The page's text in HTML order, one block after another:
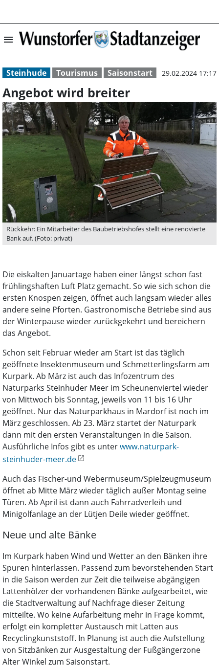
menu Angebot wird
Steinhude Tourismus Saisonstart 29.02.2024 17:17
Angebot wird breiter
Rückkehr: Ein Mitarbeiter des Baubetriebshofes stellt eine renovierte
Bank auf. (Foto: privat)
Die eiskalten Januartage haben einer längst schon fast
frühlingshaften Luft Platz gemacht. So wie sich schon die
ersten Knospen zeigen, öffnet auch langsam wieder alles
andere seine Pforten. Gastronomische Betriebe sind aus
der Winterpause wieder zurückgekehrt und bereichern
das Angebot.
Schon seit Februar wieder am Start ist das täglich
geöffnete Insektenmuseum und Schmetterlingsfarm am
Kurpark. Ab März ist auch das Infozentrum des
Naturparks Steinhuder Meer im Scheunenviertel wieder
von Mittwoch bis Sonntag, jeweils von 11 bis 16 Uhr
geöffnet. Nur das Naturparkhaus in Mardorf ist noch im
März geschlossen. Ab 23. März startet der Naturpark
dann mit den ersten Veranstaltungen in die Saison.
Ausführliche Infos gibt es unterwww.naturpark-
steinhuder-meer.de
Auch das Fischer-und Webermuseum/Spielzeugmuseum
öffnet ab Mitte März wieder täglich außer Montag seine
Türen. Ab April ist dann auch Fahrradverleih und
Minigolfanlage an der Lütjen Deile wieder geöffnet.
Neue und alte Bänke
Im Kurpark haben Wind und Wetter an den Bänken ihre
Spuren hinterlassen. Passend zum bevorstehenden Start
in die Saison werden zur Zeit die teilweise abgängigen
Lattenhölzer der vorhandenen Bänke aufgearbeitet, wie
die Stadtverwaltung auf Nachfrage dieser Zeitung
mitteilte. Wo keine Aufarbeitung mehr in Frage kommt,
erfolgt ein kompletter Austausch mit Latten aus
Recyclingkunststoff. In Planung ist auch die Aufstellung
von Sitzbänken zur Ausgestaltung der Fußgängerzone
Alter Winkel zum Saisonstart.